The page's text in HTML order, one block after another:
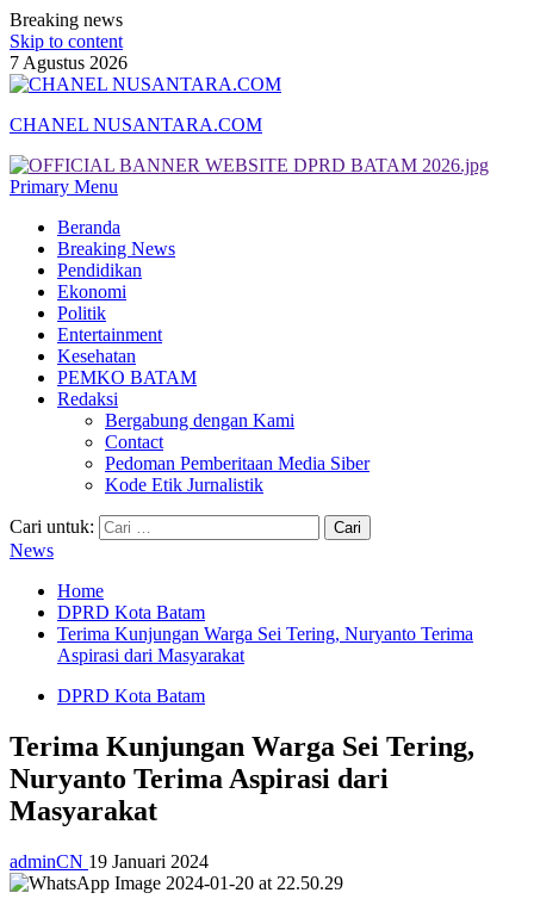
Breaking news
Skip to content
7 Agustus 2026
CHANEL NUSANTARA.COM
Primary Menu
Beranda
Breaking News
Pendidikan
Ekonomi
Politik
Entertainment
Kesehatan
PEMKO BATAM
Redaksi
Bergabung dengan Kami
Contact
Pedoman Pemberitaan Media Siber
Kode Etik Jurnalistik
Cari untuk:
News
Home
DPRD Kota Batam
Terima Kunjungan Warga Sei Tering, Nuryanto Terima
Aspirasi dari Masyarakat
DPRD Kota Batam
Terima Kunjungan Warga Sei Tering,
Nuryanto Terima Aspirasi dari
Masyarakat
adminCN 19 Januari 2024